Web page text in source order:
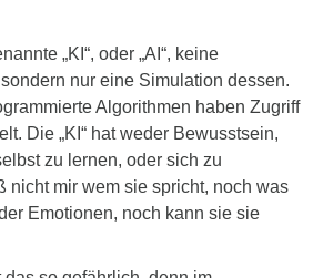
„KI“, oder „AI“, keine
nur eine Simulation dessen.
Algorithmen haben Zugriff
Die „KI“ hat weder Bewusstsein,
zu lernen, oder sich zu
nicht mir wem sie spricht, noch was
Emotionen, noch kann sie sie